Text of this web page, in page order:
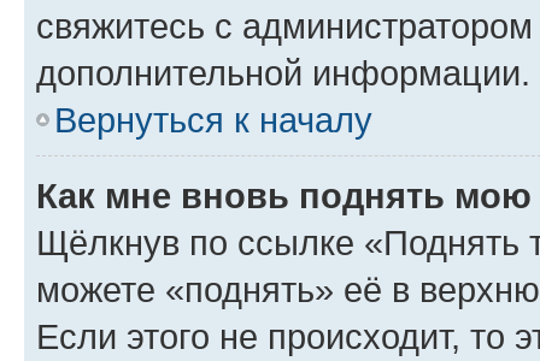
свяжитесь с
дополнительной информации.
Вернуться к началу
Как мне вновь поднять мою
Щёлкнув по ссылке «Поднять
можете «поднять» её в
Если этого не происходит, то